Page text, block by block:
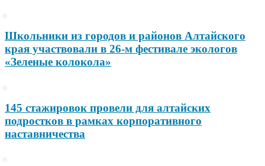
Школьники из городов и районов Алтайского
края участвовали в 26-м фестивале экологов
«Зеленые колокола»
145 стажировок провели для алтайских
подростков в рамках корпоративного
наставничества